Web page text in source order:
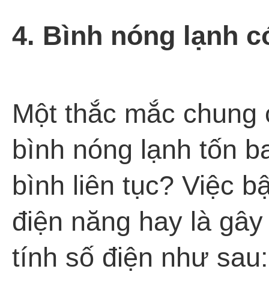
4. Bình nóng lạnh
Một thắc mắc
bình nóng lạnh tốn
bình liên tục? Việc
điện năng hay là
tính số điện như sau: